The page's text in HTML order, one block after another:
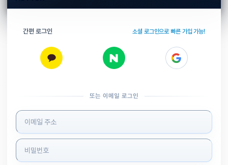
간편 로그인 소셜 로그인으로 빠른 가입 가능!
또는 이메일 로그인
로그인 정보 입력